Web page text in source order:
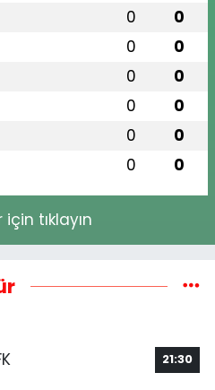
0 0
0 0
0 0
0 0
0 0
0 0
tıklayın
21:30